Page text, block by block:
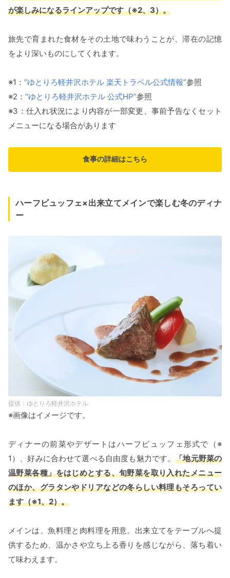
が楽しみになるラインアップです（※2、3）。
旅先で育まれた食材をその土地で味わうことが、滞在の記憶
をより深いものにしてくれます。
※1： “ゆとりろ軽井沢ホテル 楽天トラベル公式情報”参照
※2： “ゆとりろ軽井沢ホテル 公式HP”参照
※3：仕入れ状況により内容が一部変更、事前予告なくセット
メニューになる場合があります
食事の詳細はこちら
ハーフビュッフェ×出来立てメインで楽しむ冬のディナ
ー
ゆとりろ軽井沢ホテル
※画像はイメージです。
ディナーの前菜やデザートはハーフビュッフェ形式で（※
1）、好みに合わせて選べる自由度も魅力です。「地元野菜の
温野菜各種」をはじめとする、旬野菜を取り入れたメニュー
のほか、グラタンやドリアなどの冬らしい料理もそろってい
ます（※1、2）。
メインは、魚料理と肉料理を用意。出来立てをテーブルへ提
供するため、温かさや立ち上る香りを感じながら、落ち着い
て味わえます。